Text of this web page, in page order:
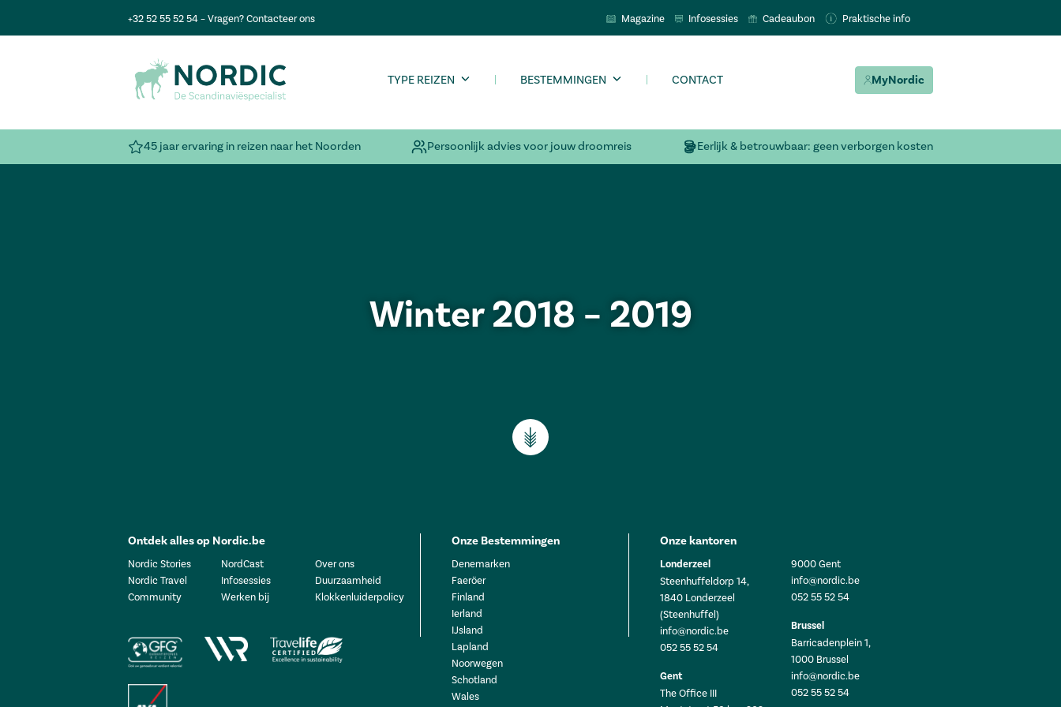
+32 52 55 52 54 – Vragen? Contacteer ons Magazine Infosessies Cadeaubon Praktische info
TYPE REIZEN BESTEMMINGEN CONTACT MyNordic
45 jaar ervaring in reizen naar het Noorden Persoonlijk advies voor jouw droomreis Eerlijk & betrouwbaar: geen verborgen kosten
Winter 2018 – 2019
Ontdek alles op Nordic.be
Nordic Stories
Nordic Travel
Community
NordCast
Infosessies
Werken bij
Over ons
Duurzaamheid
Klokkenluiderpolicy
Onze Bestemmingen
Denemarken
Faeröer
Finland
Ierland
IJsland
Lapland
Noorwegen
Schotland
Wales
Onze kantoren
Londerzeel
Steenhuffeldorp 14,
1840 Londerzeel
(Steenhuffel)
info@nordic.be
052 55 52 54
Gent
The Office III
9000 Gent
info@nordic.be
052 55 52 54
Brussel
Barricadenplein 1,
1000 Brussel
info@nordic.be
052 55 52 54